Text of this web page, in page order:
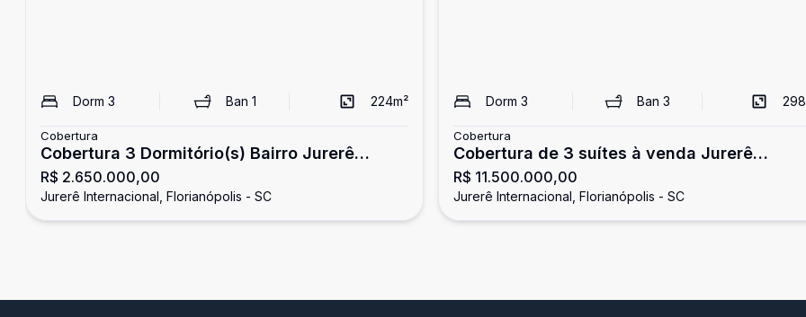
Dorm 3 Ban 1 224m²
Cobertura
Cobertura 3 Dormitório(s) Bairro Jurerê
Internacio
R$ 2.650.000,00
Jurerê Internacional, Florianópolis - SC
Dorm 3 Ban 3 298
Cobertura
Cobertura de 3 suítes à venda Jurerê
Internacional
R$ 11.500.000,00
Jurerê Internacional, Florianópolis - SC